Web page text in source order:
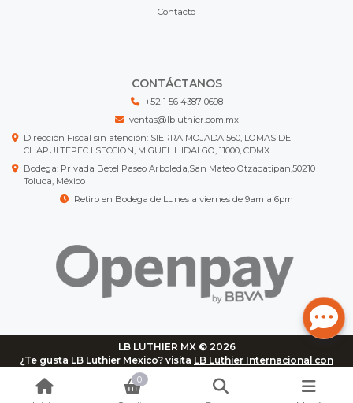
Contacto
CONTÁCTANOS
+52 1 56 4387 0698
ventas@lbluthier.com.mx
Dirección Fiscal sin atención: SIERRA MOJADA 560, LOMAS DE
CHAPULTEPEC I SECCION, MIGUEL HIDALGO, 11000, CDMX
Bodega: Privada Betel Paseo Arboleda,San Mateo Otzacatipan,50210
Toluca, México
Retiro en Bodega de Lunes a viernes de 9am a 6pm
LB LUTHIER MX © 2026
¿Te gusta LB Luthier Mexico? visita LB Luthier Internacional con
más de 3.000 productos disponibles
0